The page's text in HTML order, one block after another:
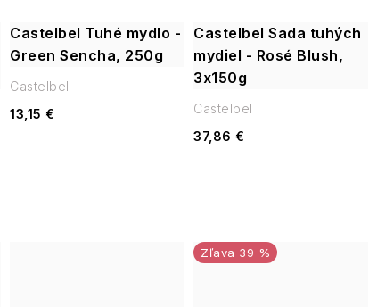
Castelbel Tuhé mydlo -
Green Sencha, 250g
13,15 €
Castelbel
Castelbel Sada tuhých
mydiel - Rosé Blush,
3x150g
37,86 €
Castelbel
39 %